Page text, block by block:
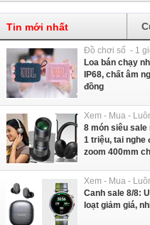
Tin mới nhất
Đồ chơi số - 1
Loa bán chạy
IP68, chất âm
đồng
Xem - Mua -
8 món siêu sale
1 triệu, tai nghe
zoom 400mm
Xem - Mua -
Canh sale 8/8:
loạt giảm giá,